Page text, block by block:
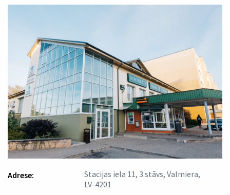
Adrese:
Stacijas iela 11, 3.stāvs, Valmiera,
LV-4201